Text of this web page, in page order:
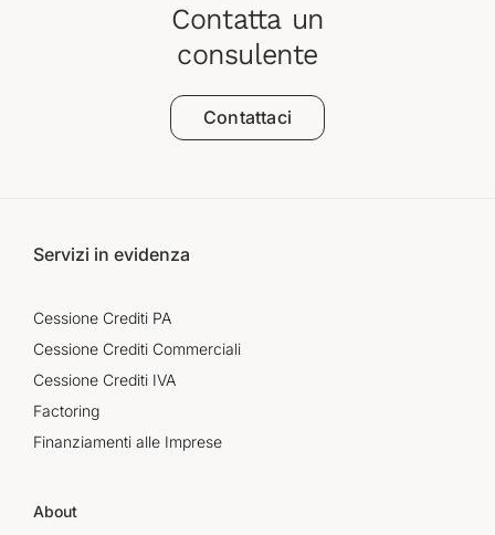
Contatta un
consulente
Contattaci
Servizi in evidenza
Cessione Crediti PA
Cessione Crediti Commerciali
Cessione Crediti IVA
Factoring
Finanziamenti alle Imprese
About